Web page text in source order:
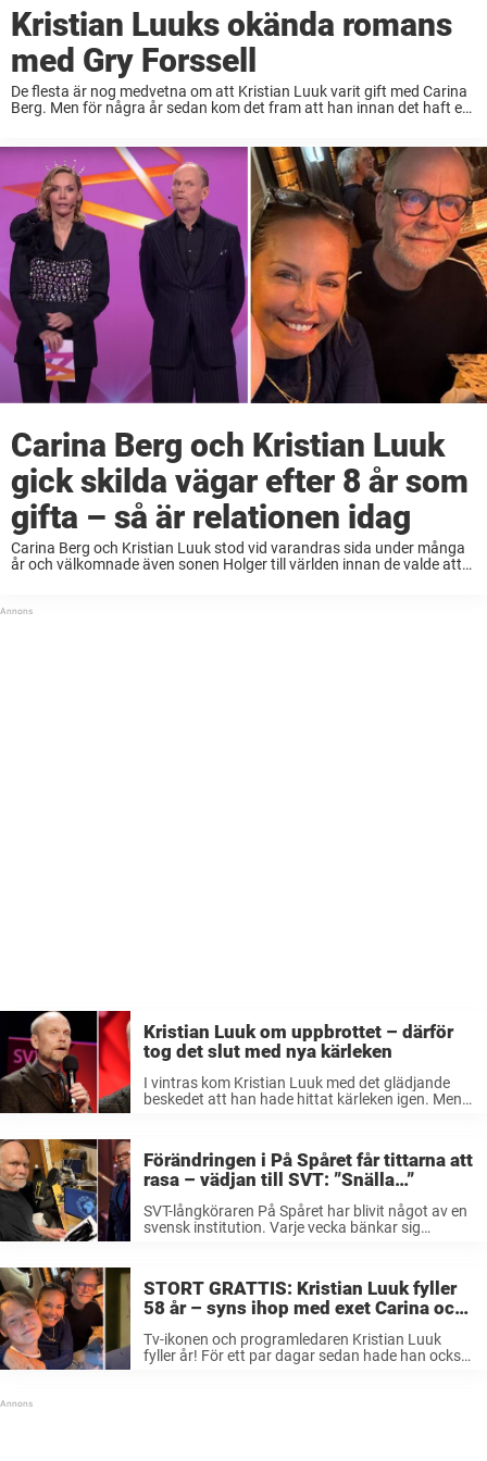
Kristian Luuks okända romans
med Gry Forssell
De flesta är nog medvetna om att Kristian Luuk varit gift med Carina
Berg. Men för några år sedan kom det fram att han innan det haft en
Carina Berg och Kristian Luuk
gick skilda vägar efter 8 år som
gifta – så är relationen idag
Carina Berg och Kristian Luuk stod vid varandras sida under många
år och välkomnade även sonen Holger till världen innan de valde att
Kristian Luuk om uppbrottet – därför
tog det slut med nya kärleken
I vintras kom Kristian Luuk med det glädjande
beskedet att han hade hittat kärleken igen. Men i
Förändringen i På Spåret får tittarna att
rasa – vädjan till SVT: ”Snälla…”
SVT-långköraren På Spåret har blivit något av en
svensk institution. Varje vecka bänkar sig
STORT GRATTIS: Kristian Luuk fyller
58 år – syns ihop med exet Carina och
Tv-ikonen och programledaren Kristian Luuk
fyller år! För ett par dagar sedan hade han också